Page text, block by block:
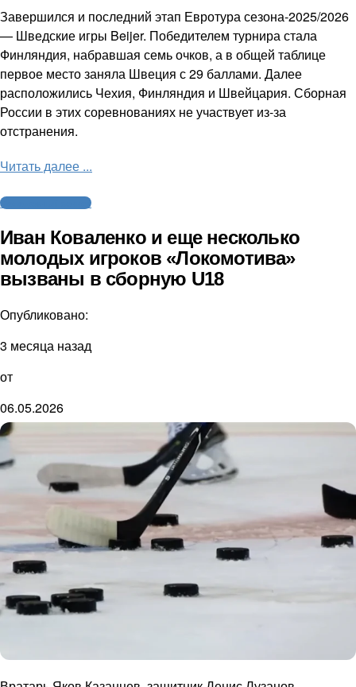
Завершился и последний этап Евротура сезона-2025/2026
— Шведские игры Beijer. Победителем турнира стала
Финляндия, набравшая семь очков, а в общей таблице
первое место заняла Швеция с 29 баллами. Далее
расположились Чехия, Финляндия и Швейцария. Сборная
России в этих соревнованиях не участвует из-за
отстранения.
Читать далее ...
Молодежный хоккей
Иван Коваленко и еще несколько
молодых игроков «Локомотива»
вызваны в сборную U18
Опубликовано:
3 месяца назад
от
06.05.2026